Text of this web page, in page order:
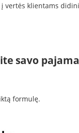
vertės klientams
savo
formulę.